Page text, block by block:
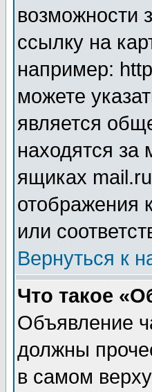
возможности
ссылку на
например:
можете
является
находятся за
ящиках
отображения
или
Вернуться к
Что такое
Объявление
должны
в самом